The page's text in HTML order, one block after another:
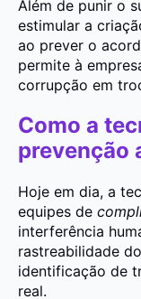
Além de punir o
estimular a
ao prever o
permite à
corrupção em
Como a
prevenção
Hoje em dia, a
equipes de
interferência
rastreabilidade
identificação de
real.